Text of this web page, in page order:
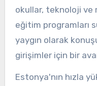
okullar, teknoloji ve
eğitim programları
yaygın olarak
girişimler için bir
Estonya'nın hızla